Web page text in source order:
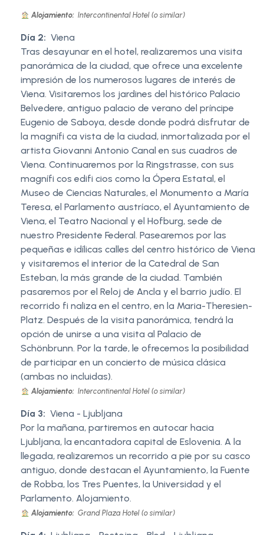
Alojamiento: Intercontinental Hotel (o similar)
Día 2: Viena
Tras desayunar en el hotel, realizaremos una visita
panorámica de la ciudad, que ofrece una excelente
impresión de los numerosos lugares de interés de
Viena. Visitaremos los jardines del histórico Palacio
Belvedere, antiguo palacio de verano del príncipe
Eugenio de Saboya, desde donde podrá disfrutar de
la magnífi ca vista de la ciudad, inmortalizada por el
artista Giovanni Antonio Canal en sus cuadros de
Viena. Continuaremos por la Ringstrasse, con sus
magnífi cos edifi cios como la Ópera Estatal, el
Museo de Ciencias Naturales, el Monumento a María
Teresa, el Parlamento austríaco, el Ayuntamiento de
Viena, el Teatro Nacional y el Hofburg, sede de
nuestro Presidente Federal. Pasearemos por las
pequeñas e idílicas calles del centro histórico de Viena
y visitaremos el interior de la Catedral de San
Esteban, la más grande de la ciudad. También
pasaremos por el Reloj de Ancla y el barrio judío. El
recorrido fi naliza en el centro, en la Maria-Theresien-
Platz. Después de la visita panorámica, tendrá la
opción de unirse a una visita al Palacio de
Schönbrunn. Por la tarde, le ofrecemos la posibilidad
de participar en un concierto de música clásica
(ambas no incluidas).
Alojamiento: Intercontinental Hotel (o similar)
Día 3: Viena - Ljubljana
Por la mañana, partiremos en autocar hacia
Ljubljana, la encantadora capital de Eslovenia. A la
llegada, realizaremos un recorrido a pie por su casco
antiguo, donde destacan el Ayuntamiento, la Fuente
de Robba, los Tres Puentes, la Universidad y el
Parlamento. Alojamiento.
Alojamiento: Grand Plaza Hotel (o similar)